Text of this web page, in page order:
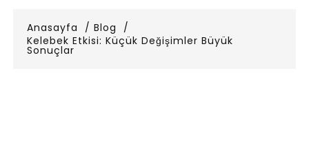
Anasayfa
Blog
Kelebek Etkisi: Küçük Değişimler Büyük
Sonuçlar